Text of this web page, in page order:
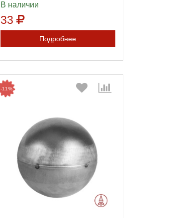
В наличии
33
Подробнее
-11%
Выберите количество: